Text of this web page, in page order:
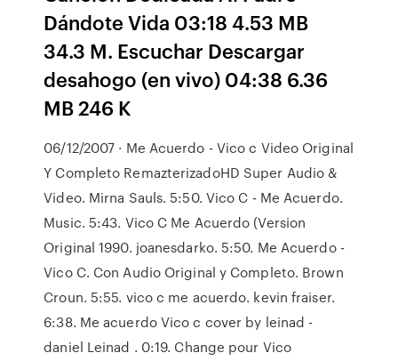
Dándote Vida 03:18 4.53 MB
34.3 M. Escuchar Descargar
desahogo (en vivo) 04:38 6.36
MB 246 K
06/12/2007 · Me Acuerdo - Vico c Video Original
Y Completo RemazterizadoHD Super Audio &
Video. Mirna Sauls. 5:50. Vico C - Me Acuerdo.
Music. 5:43. Vico C Me Acuerdo (Version
Original 1990. joanesdarko. 5:50. Me Acuerdo -
Vico C. Con Audio Original y Completo. Brown
Croun. 5:55. vico c me acuerdo. kevin fraiser.
6:38. Me acuerdo Vico c cover by leinad -
daniel Leinad . 0:19. Change pour Vico